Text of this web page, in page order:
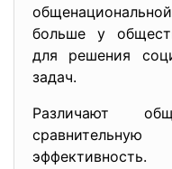
больше у
для решения
задач.
Различают
эффективность.